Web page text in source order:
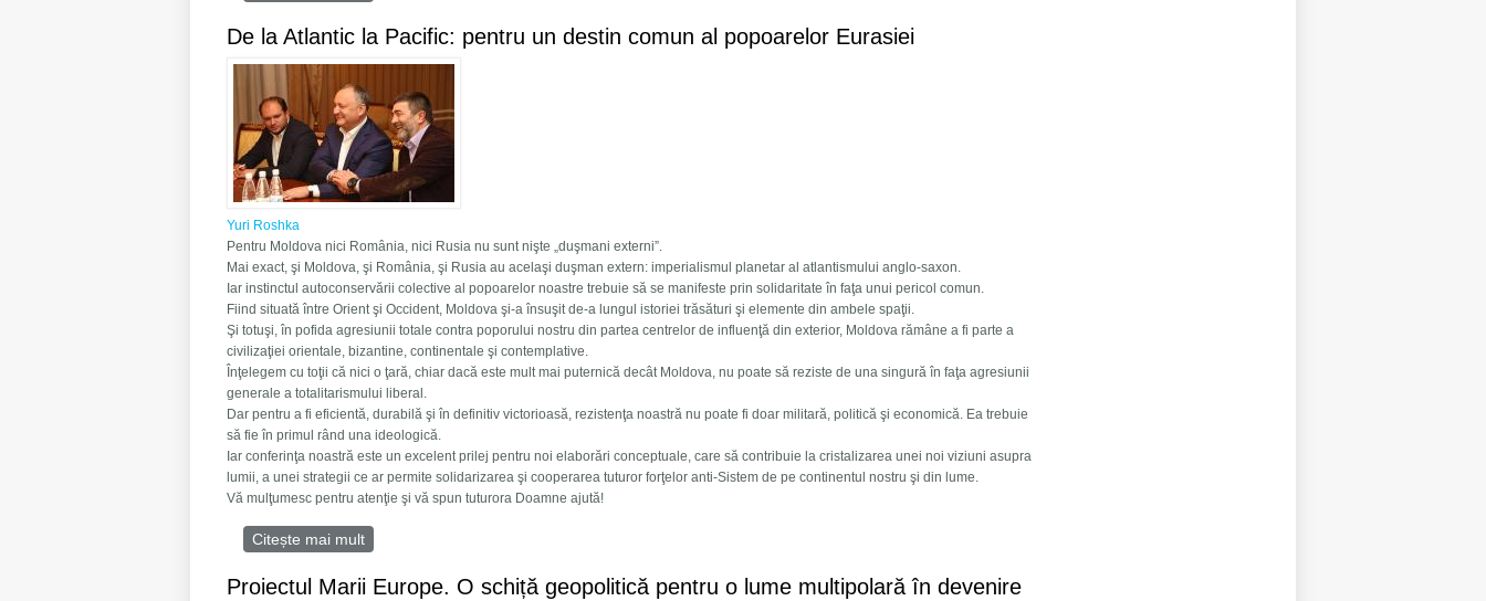
De la Atlantic la Pacific: pentru un destin comun al popoarelor Eurasiei
Yuri Roshka
Pentru Moldova nici România, nici Rusia nu sunt nişte „duşmani externi”.
Mai exact, şi Moldova, şi România, şi Rusia au acelaşi duşman extern: imperialismul planetar al atlantismului anglo-saxon.
Iar instinctul autoconservării colective al popoarelor noastre trebuie să se manifeste prin solidaritate în faţa unui pericol comun.
Fiind situată între Orient şi Occident, Moldova şi-a însuşit de-a lungul istoriei trăsături şi elemente din ambele spaţii.
Şi totuşi, în pofida agresiunii totale contra poporului nostru din partea centrelor de influenţă din exterior, Moldova rămâne a fi parte a
civilizaţiei orientale, bizantine, continentale şi contemplative.
Înţelegem cu toţii că nici o ţară, chiar dacă este mult mai puternică decât Moldova, nu poate să reziste de una singură în faţa agresiunii
generale a totalitarismului liberal.
Dar pentru a fi eficientă, durabilă şi în definitiv victorioasă, rezistenţa noastră nu poate fi doar militară, politică şi economică. Ea trebuie
să fie în primul rând una ideologică.
Iar conferinţa noastră este un excelent prilej pentru noi elaborări conceptuale, care să contribuie la cristalizarea unei noi viziuni asupra
lumii, a unei strategii ce ar permite solidarizarea şi cooperarea tuturor forţelor anti-Sistem de pe continentul nostru şi din lume.
Vă mulţumesc pentru atenţie şi vă spun tuturora Doamne ajută!
Citește mai mult
Proiectul Marii Europe. O schiță geopolitică pentru o lume multipolară în devenire